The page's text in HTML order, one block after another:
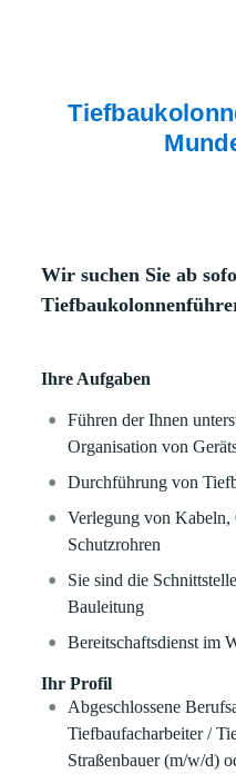
Wir suchen Sie ab
Ihre Aufgaben
Führen der Ihnen
Organisation von
Durchführung von
Verlegung von Kabeln,
Schutzrohren
Sie sind die
Bauleitung
Bereitschaftsdienst im
Ihr Profil
Abgeschlossene
Tiefbaufacharbeiter /
Straßenbauer (m/w/d)